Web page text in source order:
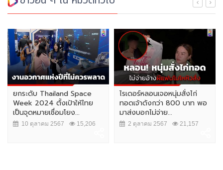
ยกระดับ Thailand Space
Week 2024 ตั้งเป้าให้ไทย
เป็นจุดหมายเชื่อมโยง...
10 ตุลาคม 2567 15,206
ไรเดอร์หลอนเจอหนุ่มสั่งไก่
ทอดเจ้าดังกว่า 800 บาท พอ
มาส่งบอกไม่จ่าย...
2 ตุลาคม 2567 21,157